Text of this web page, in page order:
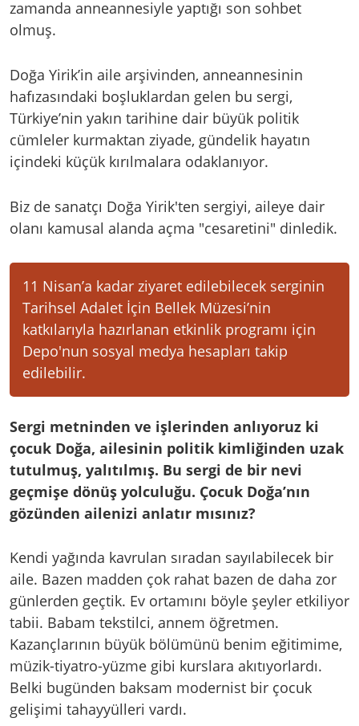
zamanda anneannesiyle yaptığı son sohbet
olmuş.
Doğa Yirik’in aile arşivinden, anneannesinin
hafızasındaki boşluklardan gelen bu sergi,
Türkiye’nin yakın tarihine dair büyük politik
cümleler kurmaktan ziyade, gündelik hayatın
içindeki küçük kırılmalara odaklanıyor.
Biz de sanatçı Doğa Yirik'ten sergiyi, aileye dair
olanı kamusal alanda açma "cesaretini" dinledik.
11 Nisan’a kadar ziyaret edilebilecek serginin
Tarihsel Adalet İçin Bellek Müzesi’nin
katkılarıyla hazırlanan etkinlik programı için
Depo'nun sosyal medya hesapları takip
edilebilir.
Sergi metninden ve işlerinden anlıyoruz ki
çocuk Doğa, ailesinin politik kimliğinden uzak
tutulmuş, yalıtılmış. Bu sergi de bir nevi
geçmişe dönüş yolculuğu. Çocuk Doğa’nın
gözünden ailenizi anlatır mısınız?
Kendi yağında kavrulan sıradan sayılabilecek bir
aile. Bazen madden çok rahat bazen de daha zor
günlerden geçtik. Ev ortamını böyle şeyler etkiliyor
tabii. Babam tekstilci, annem öğretmen.
Kazançlarının büyük bölümünü benim eğitimime,
müzik-tiyatro-yüzme gibi kurslara akıtıyorlardı.
Belki bugünden baksam modernist bir çocuk
gelişimi tahayyülleri vardı.